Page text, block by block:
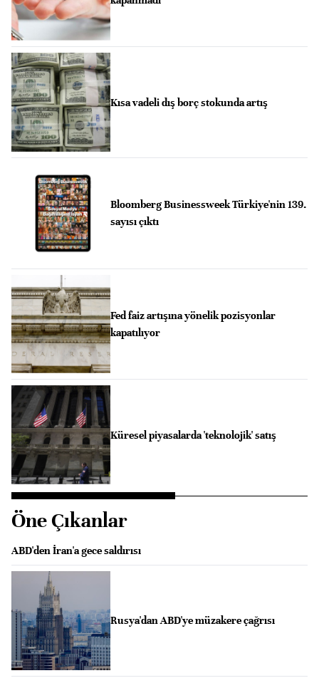
Kısa vadeli dış borç stokunda artış
Bloomberg Businessweek Türkiye'nin 139.
sayısı çıktı
Fed faiz artışına yönelik pozisyonlar
kapatılıyor
Küresel piyasalarda 'teknolojik' satış
Öne Çıkanlar
ABD'den İran'a gece saldırısı
Rusya'dan ABD'ye müzakere çağrısı